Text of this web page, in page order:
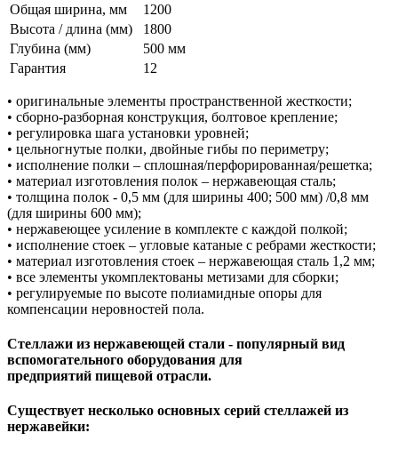
Общая ширина, мм
1200
Высота / длина (мм)
1800
Глубина (мм)
500 мм
Гарантия
12
• оригинальные элементы пространственной жесткости;
• сборно-разборная конструкция, болтовое крепление;
• регулировка шага установки уровней;
• цельногнутые полки, двойные гибы по периметру;
• исполнение полки – сплошная/перфорированная/решетка;
• материал изготовления полок – нержавеющая сталь;
• толщина полок - 0,5 мм (для ширины 400; 500 мм) /0,8 мм
(для ширины 600 мм);
• нержавеющее усиление в комплекте с каждой полкой;
• исполнение стоек – угловые катаные с ребрами жесткости;
• материал изготовления стоек – нержавеющая сталь 1,2 мм;
• все элементы укомплектованы метизами для сборки;
• регулируемые по высоте полиамидные опоры для
компенсации неровностей пола.
Стеллажи из нержавеющей стали - популярный вид
вспомогательного оборудования для
предприятий пищевой отрасли.
Существует несколько основных серий стеллажей из
нержавейки: